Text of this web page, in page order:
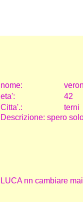
nome:
eta':
42
Citta'.:
terni
Descrizione: spero
LUCA nn cambiare